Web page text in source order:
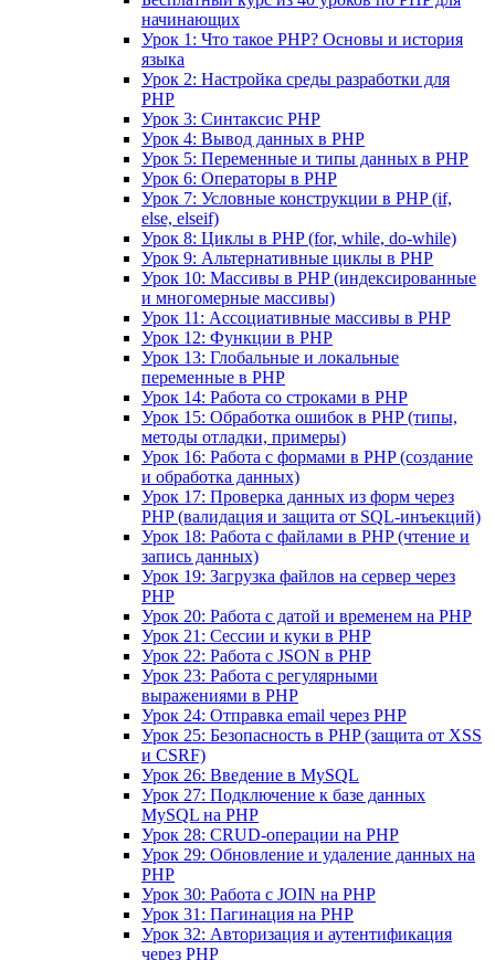
начинающих
Урок 1: Что такое PHP? Основы и история
языка
Урок 2: Настройка среды разработки для
PHP
Урок 3: Синтаксис PHP
Урок 4: Вывод данных в PHP
Урок 5: Переменные и типы данных в PHP
Урок 6: Операторы в PHP
Урок 7: Условные конструкции в PHP (if,
else, elseif)
Урок 8: Циклы в PHP (for, while, do-while)
Урок 9: Альтернативные циклы в PHP
Урок 10: Массивы в PHP (индексированные
и многомерные массивы)
Урок 11: Ассоциативные массивы в PHP
Урок 12: Функции в PHP
Урок 13: Глобальные и локальные
переменные в PHP
Урок 14: Работа со строками в PHP
Урок 15: Обработка ошибок в PHP (типы,
методы отладки, примеры)
Урок 16: Работа с формами в PHP (создание
и обработка данных)
Урок 17: Проверка данных из форм через
PHP (валидация и защита от SQL-инъекций)
Урок 18: Работа с файлами в PHP (чтение и
запись данных)
Урок 19: Загрузка файлов на сервер через
PHP
Урок 20: Работа с датой и временем на PHP
Урок 21: Сессии и куки в PHP
Урок 22: Работа с JSON в PHP
Урок 23: Работа с регулярными
выражениями в PHP
Урок 24: Отправка email через PHP
Урок 25: Безопасность в PHP (защита от XSS
и CSRF)
Урок 26: Введение в MySQL
Урок 27: Подключение к базе данных
MySQL на PHP
Урок 28: CRUD-операции на PHP
Урок 29: Обновление и удаление данных на
PHP
Урок 30: Работа с JOIN на PHP
Урок 31: Пагинация на PHP
Урок 32: Авторизация и аутентификация
через PHP